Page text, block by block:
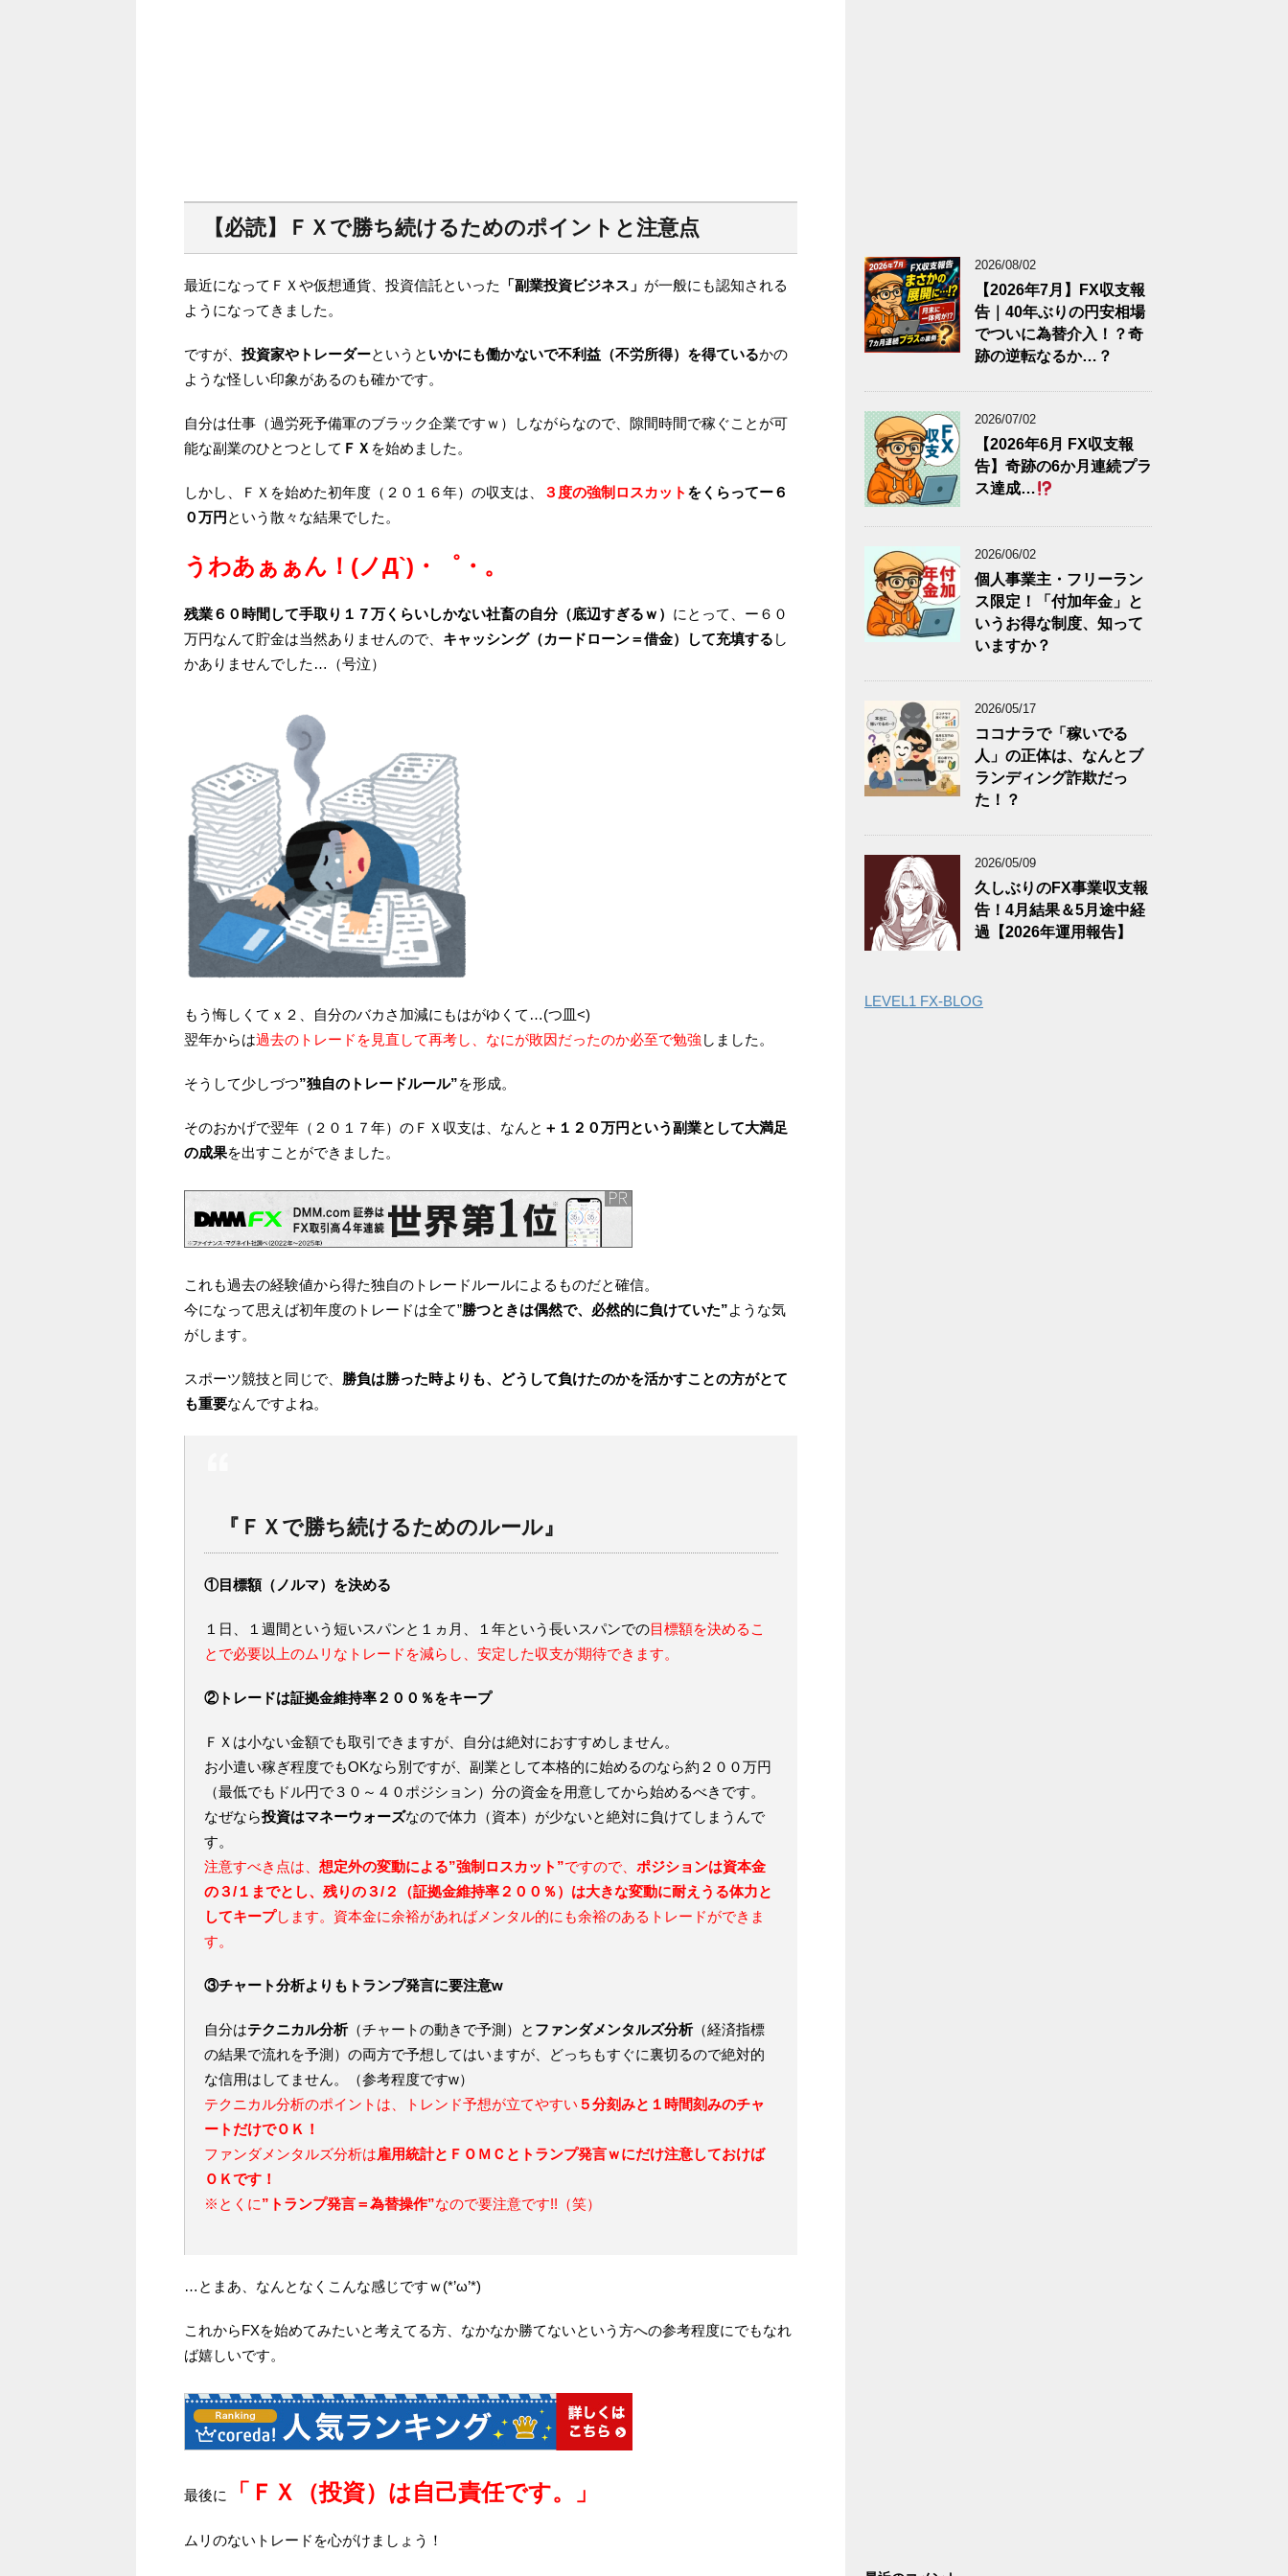
【必読】ＦＸで勝ち続けるためのポイントと注意点
最近になってＦＸや仮想通貨、投資信託といった 「副業投資ビジネス」 が一般にも認知される
ようになってきました。
ですが、 投資家やトレーダーというと いかにも働かないで不利益（不労所得）を得ているかの
ような怪しい印象があるのも確かです。
自分は仕事（過労死予備軍のブラック企業ですｗ）しながらなので、隙間時間で稼ぐことが可
能な副業のひとつとして ＦＸ を始めました。
しかし、ＦＸを始めた初年度（２０１６年）の収支は、 ３度の強制ロスカット をくらってー６
０万円 という散々な結果でした。
うわあぁぁん！(ノД`)・゜・。
残業６０時間して手取り１７万くらいしかない社畜の自分（底辺すぎるｗ） にとって、ー６０
万円なんて貯金は当然ありませんので、 キャッシング（カードローン＝借金）して充填する し
かありませんでした…（号泣）
もう悔しくてｘ２、自分のバカさ加減にもはがゆくて…(つ皿<)
翌年からは過去のトレードを見直して再考し、なにが敗因だったのか必至で勉強 しました。
そうして少しづつ”独自のトレードルール”を形成。
そのおかげで翌年（２０１７年）のＦＸ収支は、なんと ＋１２０万円という副業として大満足
の成果を出すことができました。
これも過去の経験値から得た独自のトレードルールによるものだと確信。
今になって思えば初年度のトレードは全て”勝つときは偶然で、必然的に負けていた”ような気
がします。
スポーツ競技と同じで、 勝負は勝った時よりも、どうして負けたのかを活かすことの方がとて
も重要なんですよね。
『ＦＸで勝ち続けるためのルール』
①目標額（ノルマ）を決める
１日、１週間という短いスパンと１ヵ月、１年という長いスパンでの目標額を決めるこ
とで必要以上のムリなトレードを減らし、安定した収支が期待できます。
②トレードは証拠金維持率２００％をキープ
ＦＸは小ない金額でも取引できますが、自分は絶対におすすめしません。
お小遣い稼ぎ程度でもOKなら別ですが、副業として本格的に始めるのなら約２００万円
（最低でもドル円で３０～４０ポジション）分の資金を用意してから始めるべきです。
なぜなら投資はマネーウォーズなので体力（資本）が少ないと絶対に負けてしまうんで
す。
注意すべき点は、 想定外の変動による”強制ロスカット”ですので、 ポジションは資本金
の３/１までとし、残りの３/２（証拠金維持率２００％）は大きな変動に耐えうる体力と
してキープします。資本金に余裕があればメンタル的にも余裕のあるトレードができま
す。
③チャート分析よりもトランプ発言に要注意w
自分はテクニカル分析（チャートの動きで予測）と ファンダメンタルズ分析（経済指標
の結果で流れを予測）の両方で予想してはいますが、どっちもすぐに裏切るので絶対的
な信用はしてません。（参考程度ですw）
テクニカル分析のポイントは、トレンド予想が立てやすい ５分刻みと１時間刻みのチャ
ートだけでＯＫ！
ファンダメンタルズ分析は雇用統計とＦＯＭＣとトランプ発言ｗにだけ注意しておけば
ＯＫです！
※とくに”トランプ発言＝為替操作”なので要注意です!!（笑）
…とまあ、なんとなくこんな感じですｗ(*’ω’*)
これからFXを始めてみたいと考えてる方、なかなか勝てないという方への参考程度にでもなれ
ば嬉しいです。
最後に 「ＦＸ（投資）は自己責任です。」
ムリのないトレードを心がけましょう！
2026/08/02
【2026年7月】FX収支報
告｜40年ぶりの円安相場
でついに為替介入！？奇
跡の逆転なるか…？
2026/07/02
【2026年6月 FX収支報
告】奇跡の6か月連続プラ
ス達成…
2026/06/02
個人事業主・フリーラン
ス限定！「付加年金」と
いうお得な制度、知って
いますか？
2026/05/17
ココナラで「稼いでる
人」の正体は、なんとブ
ランディング詐欺だっ
た！？
2026/05/09
久しぶりのFX事業収支報
告！4月結果＆5月途中経
過【2026年運用報告】
LEVEL1 FX-BLOG